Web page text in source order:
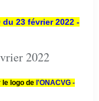
du 23 février 2022 -
2022
le logo de l'ONACVG -